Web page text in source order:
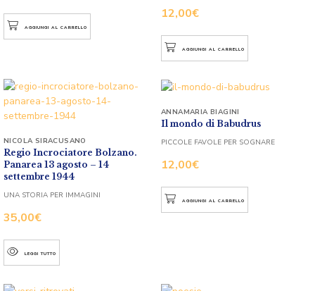
AGGIUNGI AL CARRELLO
12,00€
AGGIUNGI AL CARRELLO
Regio Incrociatore Bolzano.
Panarea 13 agosto – 14
settembre 1944
35,00€
NICOLA SIRACUSANO
UNA STORIA PER IMMAGINI
LEGGI TUTTO
Il mondo di Babudrus
12,00€
ANNAMARIA BIAGINI
PICCOLE FAVOLE PER SOGNARE
AGGIUNGI AL CARRELLO